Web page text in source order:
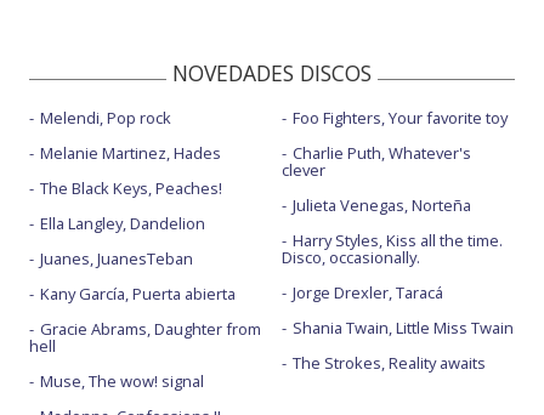
NOVEDADES DISCOS
Melendi, Pop rock
Melanie Martinez, Hades
The Black Keys, Peaches!
Ella Langley, Dandelion
Juanes, JuanesTeban
Kany García, Puerta abierta
Gracie Abrams, Daughter from
hell
Muse, The wow! signal
Foo Fighters, Your favorite toy
Charlie Puth, Whatever's
clever
Julieta Venegas, Norteña
Harry Styles, Kiss all the time.
Disco, occasionally.
Jorge Drexler, Taracá
Shania Twain, Little Miss Twain
The Strokes, Reality awaits